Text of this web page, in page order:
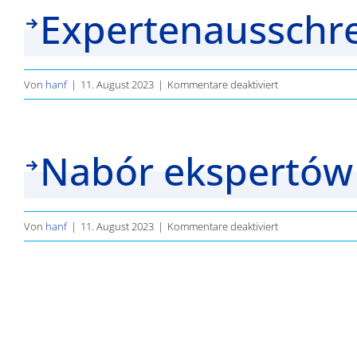
Von hanf | 11. August 2023 | Kommentare deaktiviertfür
Nabór ekspertów
Von hanf | 11. August 2023 | Kommentare deaktiviertfür
Nabór